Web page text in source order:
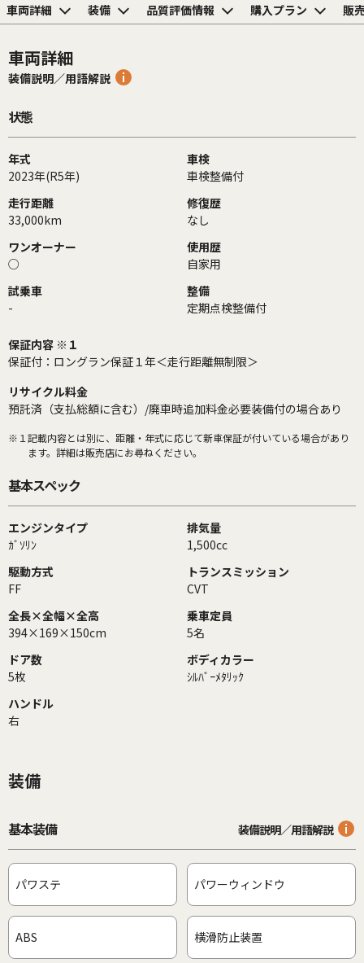
車両詳細 装備 品質評価情報 購入プラン 販
車両詳細
装備説明／用語解説
状態
年式
2023年(R5年)
車検
車検整備付
走行距離
33,000km
修復歴
なし
ワンオーナー
○
使用歴
自家用
試乗車
-
整備
定期点検整備付
保証内容 ※１
保証付：ロングラン保証１年＜走行距離無制限＞
リサイクル料金
預託済（支払総額に含む）/廃車時追加料金必要装備付の場合あり
※１ 記載内容とは別に、距離・年式に応じて新車保証が付いている場合があり
ます。詳細は販売店にお尋ねください。
基本スペック
エンジンタイプ
ｶﾞｿﾘﾝ
排気量
1,500cc
駆動方式
FF
トランスミッション
CVT
全長×全幅×全高
394×169×150cm
乗車定員
5名
ドア数
5枚
ボディカラー
ｼﾙﾊﾞｰﾒﾀﾘｯｸ
ハンドル
右
装備
基本装備 装備説明／用語解説
パワステ パワーウィンドウ
ABS 横滑防止装置